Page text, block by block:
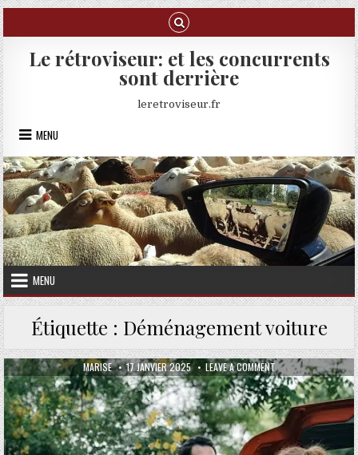
Skip to content
Le rétroviseur: et les concurrents
sont derrière
leretroviseur.fr
MENU
MENU
Étiquette : Déménagement voiture
AUTHOR:
MARISE PUBLISHED DATE:
17 JANVIER 2025 LEAVE A COMMENTON COMMENT